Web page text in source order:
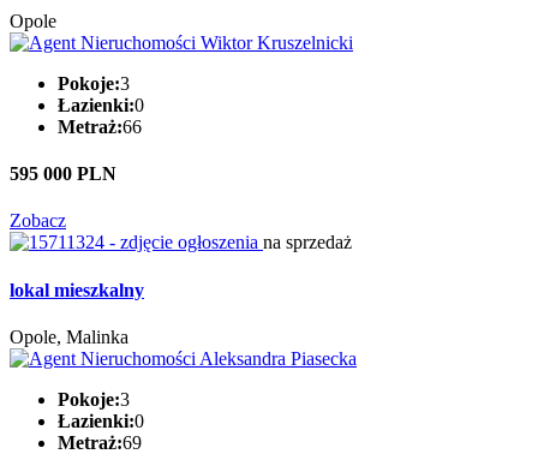
Opole
Pokoje:3
Łazienki:0
Metraż:66
595 000 PLN
Zobacz
na sprzedaż
lokal mieszkalny
Opole, Malinka
Pokoje:3
Łazienki:0
Metraż:69